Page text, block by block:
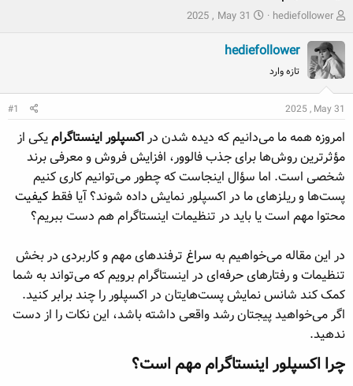
ش
و
ع
ک
ن
ن
ه
م
و
و
ع
hediefollower
ت
ر
ش
ع
2025 , May 31
hediefollower
تازه وارد
2025 , May 31
#1
امروزه همه ما می‌دانیم که دیده شدن دراکسپلور اینستاگرامیکی از
مؤثرترین روش‌ها برای جذب فالوور، افزایش فروش و معرفی برند
شخصی است. اما سؤال اینجاست که چطور می‌توانیم کاری کنیم
پست‌ها و ریلزهای ما در اکسپلور نمایش داده شوند؟ آیا فقطکیفیت
محتوا مهم است یا باید در تنظیمات اینستاگرام هم دست ببریم؟
در این مقاله می‌خواهیم به سراغ ترفندهای مهم و کاربردی در بخش
تنظیمات و رفتارهای حرفه‌ای در اینستاگرام برویم که می‌تواند به شما
کمک کند شانس نمایش پست‌هایتان در اکسپلور را چند برابر کنید.
اگر می‌خواهید پیجتان رشد واقعی داشته باشد، این نکات را از دست
ندهید.
چرا اکسپلور اینستاگرام مهم است؟​